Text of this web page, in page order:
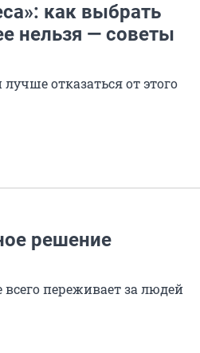
как выбрать
нельзя — советы
отказаться от этого
решение
переживает за людей